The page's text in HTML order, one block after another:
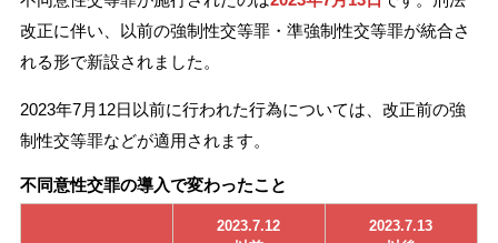
改正に伴い、以前の強制性交等罪・準強制性交等罪が統合さ
れる形で新設されました。
2023年7月12日以前に行われた行為については、改正前の強
制性交等罪などが適用されます。
不同意性交罪の導入で変わったこと
2023.7.12
2023.7.13